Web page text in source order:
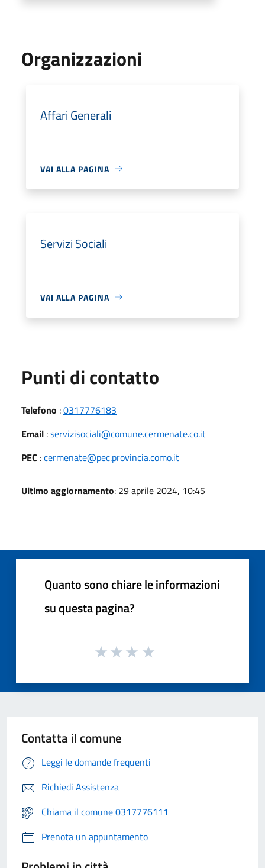
Organizzazioni
Affari Generali
VAI ALLA PAGINA
Servizi Sociali
VAI ALLA PAGINA
Punti di contatto
Telefono :0317776183
Email :servizisociali@comune.cermenate.co.it
PEC :cermenate@pec.provincia.como.it
Ultimo aggiornamento: 29 aprile 2024, 10:45
Quanto sono chiare le informazioni
su questa pagina?
Contatta il comune
Leggi le domande frequenti
Richiedi Assistenza
Chiama il comune 0317776111
Prenota un appuntamento